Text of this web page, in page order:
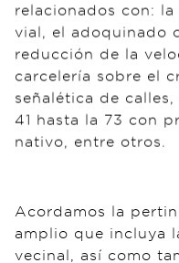
vial, el adoquinado
reducción de la
carcelería sobre el
señalética de
41 hasta la 73 con
nativo, entre otros.
amplio que incluya
vecinal, así como
invitar a